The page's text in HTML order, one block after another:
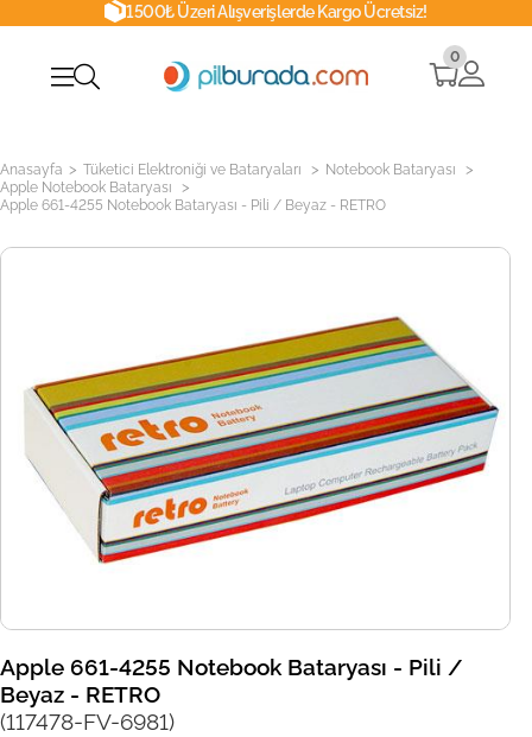
1500₺ Üzeri Alışverişlerde Kargo Ücretsiz!
0
Anasayfa > Tüketici Elektroniği ve Bataryaları > Notebook Bataryası >
Apple Notebook Bataryası >
Apple 661-4255 Notebook Bataryası - Pili / Beyaz - RETRO
Apple 661-4255 Notebook Bataryası - Pili /
Beyaz - RETRO
(117478-FV-6981)